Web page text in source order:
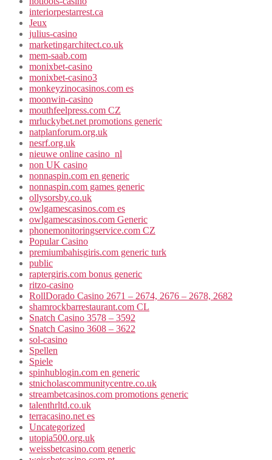
interiorpestarrest.ca
Jeux
julius-casino
marketingarchitect.co.uk
mem-saab.com
monixbet-casino
monixbet-casino3
monkeyzinocasinos.com es
moonwin-casino
mouthfeelpress.com CZ
mrluckybet.net promotions generic
natplanforum.org.uk
nesrf.org.uk
nieuwe online casino_nl
non UK casino
nonnaspin.com en generic
nonnaspin.com games generic
ollysorsby.co.uk
owlgamescasinos.com es
owlgamescasinos.com Generic
phonemonitoringservice.com CZ
Popular Casino
premiumbahisgiris.com generic turk
public
raptergiris.com bonus generic
ritzo-casino
RollDorado Casino 2671 – 2674, 2676 – 2678, 2682
shamrockbarrestaurant.com CL
Snatch Casino 3578 – 3592
Snatch Casino 3608 – 3622
sol-casino
Spellen
Spiele
spinhublogin.com en generic
stnicholascommunitycentre.co.uk
streambetcasinos.com promotions generic
talenthrltd.co.uk
terracasino.net es
Uncategorized
utopia500.org.uk
weissbetcasino.com generic